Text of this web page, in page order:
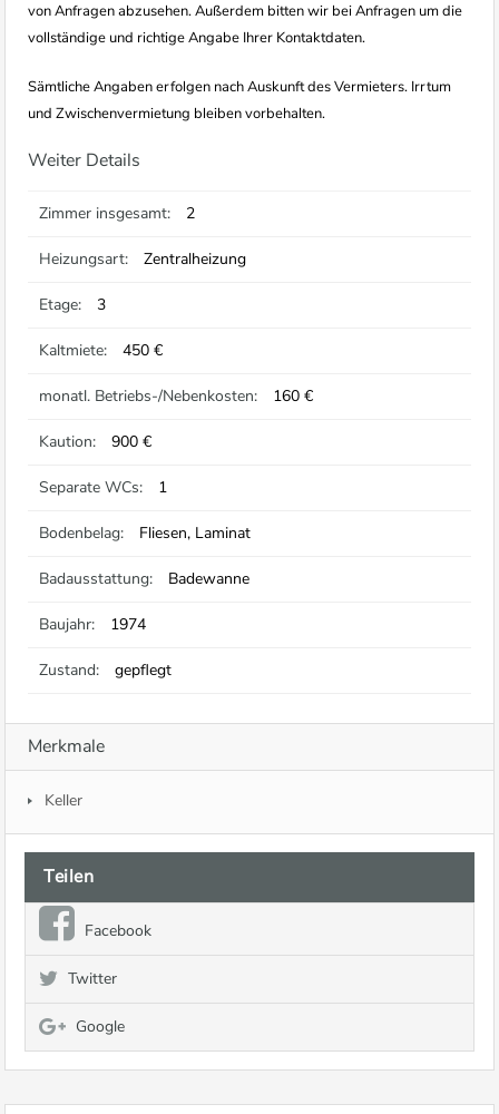
von Anfragen abzusehen. Außerdem bitten wir bei Anfragen um die
vollständige und richtige Angabe Ihrer Kontaktdaten.
Sämtliche Angaben erfolgen nach Auskunft des Vermieters. Irrtum
und Zwischenvermietung bleiben vorbehalten.
Weiter Details
Zimmer insgesamt: 2
Heizungsart: Zentralheizung
Etage: 3
Kaltmiete: 450 €
monatl. Betriebs-/Nebenkosten: 160 €
Kaution: 900 €
Separate WCs: 1
Bodenbelag: Fliesen, Laminat
Badausstattung: Badewanne
Baujahr: 1974
Zustand: gepflegt
Merkmale
Keller
Teilen
Facebook
Twitter
Google